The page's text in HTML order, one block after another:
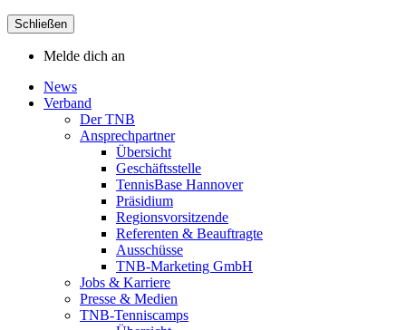
Schließen
Melde dich an
News
Verband
Der TNB
Ansprechpartner
Übersicht
Geschäftsstelle
TennisBase Hannover
Präsidium
Regionsvorsitzende
Referenten & Beauftragte
Ausschüsse
TNB-Marketing GmbH
Jobs & Karriere
Presse & Medien
TNB-Tenniscamps